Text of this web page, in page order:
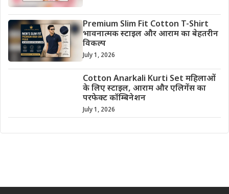
Premium Slim Fit Cotton T-Shirt
भावनात्मक स्टाइल और आराम का बेहतरीन
विकल्प
July 1, 2026
Cotton Anarkali Kurti Set महिलाओं
के लिए स्टाइल, आराम और एलिगेंस का
परफेक्ट कॉम्बिनेशन
July 1, 2026